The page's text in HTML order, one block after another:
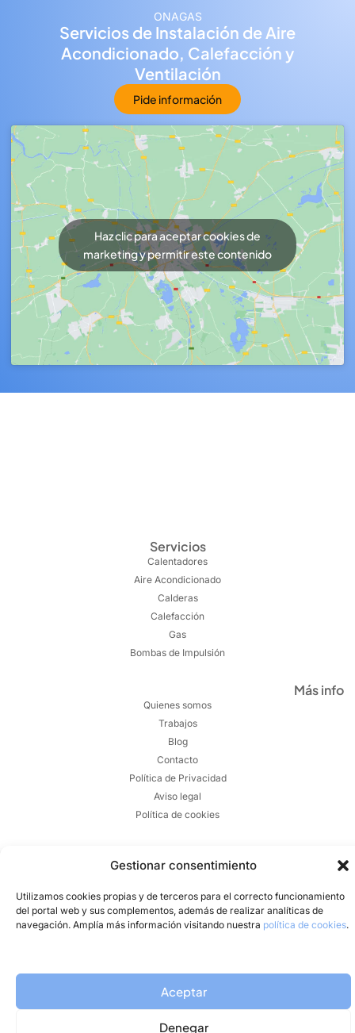
Gestionar consentimiento
Utilizamos cookies propias y de terceros para el correcto funcionamiento
del portal web y sus complementos, además de realizar analíticas de
navegación. Amplía más información visitando nuestra política de cookies.
Aceptar
Denegar
ONAGAS
Servicios de Instalación de Aire
Acondicionado, Calefacción y
Ventilación
Pide información
Haz clic para aceptar cookies de
marketing y permitir este contenido
Servicios
Calentadores
Aire Acondicionado
Calderas
Calefacción
Gas
Bombas de Impulsión
Más info
Quienes somos
Trabajos
Blog
Contacto
Política de Privacidad
Aviso legal
Política de cookies
Copyright © 2026 Onagas.es | Todos los derechos reservados.
Diseño web realizado por Xufa Estudio